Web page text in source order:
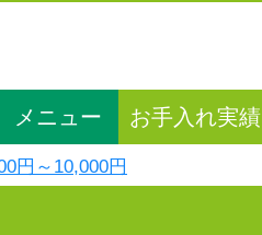
メニュー お手入れ実績
円～10,000円